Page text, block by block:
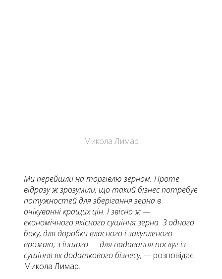
Микола Лимар
Ми перейшли на торгівлю зерном. Проте
відразу ж зрозуміли, що такий бізнес потребує
потужностей для зберігання зерна в
очікуванні кращих цін. І звісно ж —
економічного якісного сушіння зерна. З одного
боку, для доробки власного і закупленого
врожаю, з іншого — для надавання послуг із
сушіння як додаткового бізнесу, — розповідає
Микола Лимар.